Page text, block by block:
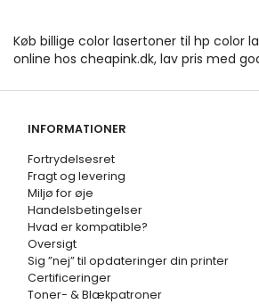
Køb billige color lasertoner til hp color
online hos cheapink.dk, lav pris med
INFORMATIONER
Fortrydelsesret
Fragt og levering
Miljø for øje
Handelsbetingelser
Hvad er kompatible?
Oversigt
Sig ”nej” til opdateringer din printer
Certificeringer
Toner- & Blækpatroner